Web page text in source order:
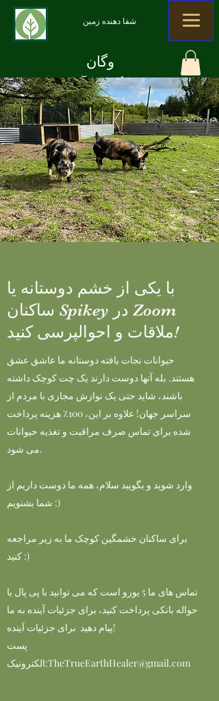
شفا دهنده زمین
وگان
ارگانیک. آلی
ضایعات صفر
با یکی از خشم دوستانه یا
ساکنان Spikey در Zoom
ملاقات و احوالپرسی کنید!
حیوانات نجات یافته دوستانه ما عاشق عشق
هستند. بله آنها دوست دارند یک چت کوچک داشته
باشند، شاید حتی یک نوازش مجازی با مردم از
سراسر جهان! علاوه بر این، 100٪ هزینه پرداخت
شده برای تماس صرف مراقبت و تغذیه حیوانات
می شود.
وارد شوید و بگویید سلام، همه ما دوست داریم از
شما بشنویم :)
برای ساکنان خشمگین کوچک ما به زیر مراجعه
کنید :)
تماس های ما 5 یورو است که می توانید با پی پال یا
حواله بانکی پرداخت کنید، برای جزئیات آینده به ما
پیام دهید برای جزئیات آینده!
پست
الکترونیک:TheTrueEarthHealer@gmail.com